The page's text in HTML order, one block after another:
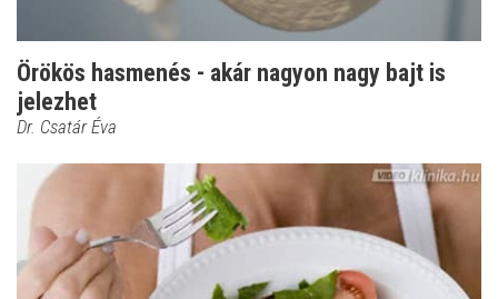
Örökös hasmenés - akár nagyon nagy bajt is
jelezhet
Dr. Csatár Éva